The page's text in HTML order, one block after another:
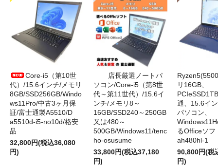
Core-i5（第10世
代）/15.6インチ/メモリ
8GB/SSD256GB/Windo
ws11Pro/中古3ヶ月保
証/富士通製A5510/D
a5510d-i5-no10d/格安
品
32,800円(税込36,080
円)
店長厳選ノートパ
ソコン/Core-i5（第8世
代～第11世代）/15.6イ
ンチ/メモリ8～
16GB/SSD240～250GB
又は480～
500GB/Windows11/tenc
ho-osusume
33,800円(税込37,180
円)
リ16GB、
通、15.6イ
パソコン、
るOfficeソフ
ah480hl-1
90,800円(税
円)